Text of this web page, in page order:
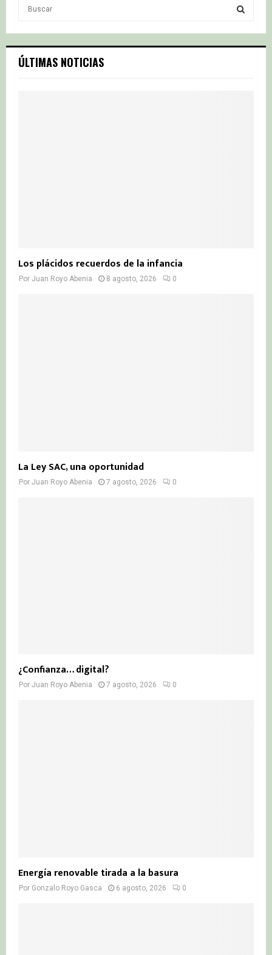
c
h
S
ÚLTIMAS NOTICIAS
Los plácidos recuerdos de la infancia
Por Juan Royo Abenia 8 agosto, 2026 0
La Ley SAC, una oportunidad
Por Juan Royo Abenia 7 agosto, 2026 0
¿Confianza… digital?
Por Juan Royo Abenia 7 agosto, 2026 0
Energía renovable tirada a la basura
Por Gonzalo Royo Gasca 6 agosto, 2026 0